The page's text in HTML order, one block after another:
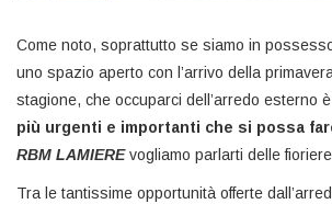
Come noto, soprattutto se siamo in
uno spazio aperto con l’arrivo della
stagione, che occuparci dell’arredo esterno è
più urgenti e importanti che si possa
RBM LAMIEREvogliamo parlarti delle
Tra le tantissime opportunità offerte